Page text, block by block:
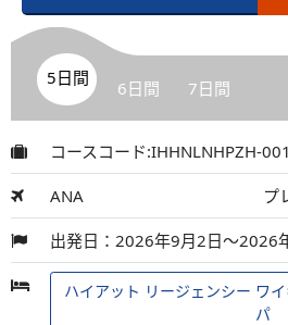
5日間 6日間 7日間
コースコード:IHHNLNHPZH-001
ANA プ
出発日：2026年9月2日～2026
ハイアット リージェンシー ワ
パ